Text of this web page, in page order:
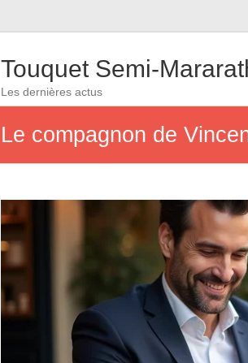
Touquet Semi-
Les dernières actus
Le compagnon de